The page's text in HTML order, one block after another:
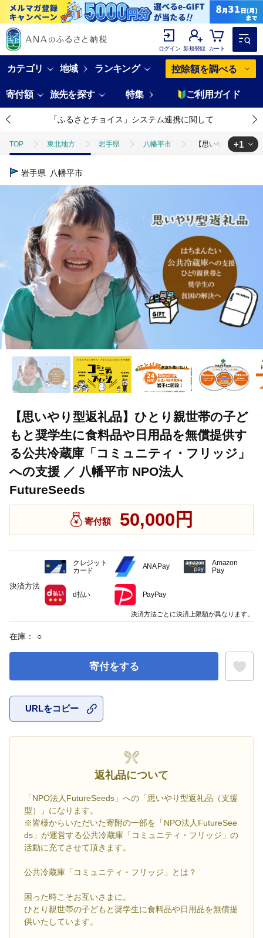
ログイン 新規登録 カート
カテゴリ 地域 ランキング 控除額を調べる
寄付額 旅先を探す 特集 ご利用ガイド
「ふるさとチョイス」システム連携に関して
TOP 東北地方 岩手県 八幡平市 【思いやり型返礼
TOP
+1
岩手県 八幡平市
【思いやり型返礼品】ひとり親世帯の子ど
もと奨学生に食料品や日用品を無償提供す
る公共冷蔵庫「コミュニティ・フリッジ」
への支援 ／ 八幡平市 NPO法人
FutureSeeds
寄付額 50,000円
在庫： ○
寄付をする
URLをコピー
返礼品について
「NPO法人FutureSeeds」への「思いやり型返礼品（支援
型）」になります。
※皆様からいただいた寄附の一部を「NPO法人FutureSee
ds」が運営する公共冷蔵庫「コミュニティ・フリッジ」の
活動に充てさせて頂きます。
公共冷蔵庫「コミュニティ・フリッジ」とは？
困った時こそお互いさまに。
ひとり親世帯の子どもと奨学生に食料品や日用品を無償提
供いたしています。
決済方法
クレジット
カード
ANA Pay
Amazon
Pay
d払い PayPay
決済方法ごとに決済上限額が異なります。